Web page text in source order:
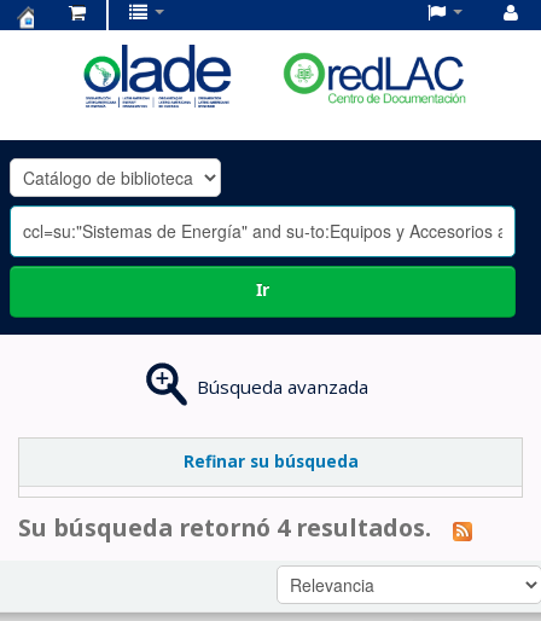
OLADE
-
Ir
Búsqueda avanzada
Refinar su búsqueda
Su búsqueda retornó 4 resultados.